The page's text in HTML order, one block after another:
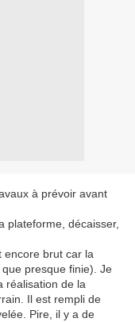
à prévoir avant
plateforme, décaisser,
encore brut car la
presque finie). Je
réalisation de la
Il est rempli de
Pire, il y a de